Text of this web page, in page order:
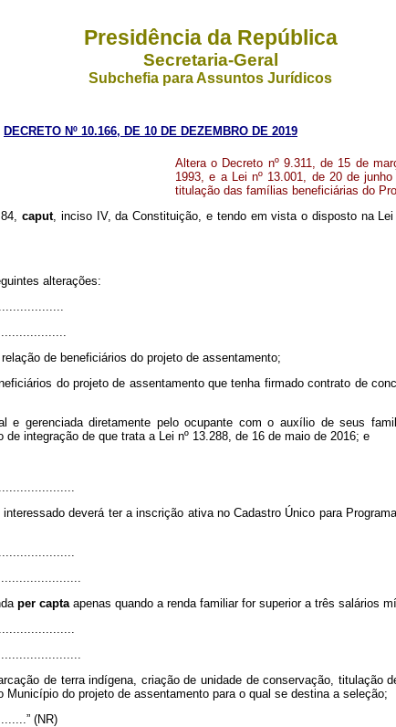
Presidência da República
Secretaria-Geral
Subchefia para Assuntos Jurídicos
DECRETO Nº 10.166, DE 10 DE DEZEMBRO DE 2019
Altera o Decreto nº 9.311, de 15 de
1993, e a Lei nº 13.001, de 20 de
titulação das famílias beneficiárias do
84,caput, inciso IV, da Constituição, e tendo em vista o disposto na
alterações:
de beneficiários do projeto de assentamento;
do projeto de assentamento que tenha firmado contrato de
e gerenciada diretamente pelo ocupante com o auxílio de seus
integração de que trata a Lei nº 13.288, de 16 de maio de 2016; e
deverá ter a inscrição ativa no Cadastro Único para
per captaapenas quando a renda familiar for superior a três salários
de terra indígena, criação de unidade de conservação, titulação
do projeto de assentamento para o qual se destina a seleção;
(NR)